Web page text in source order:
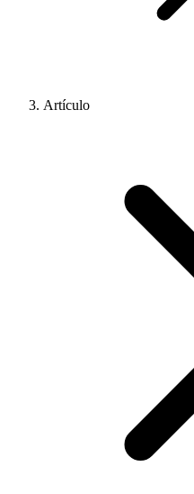
Artículo